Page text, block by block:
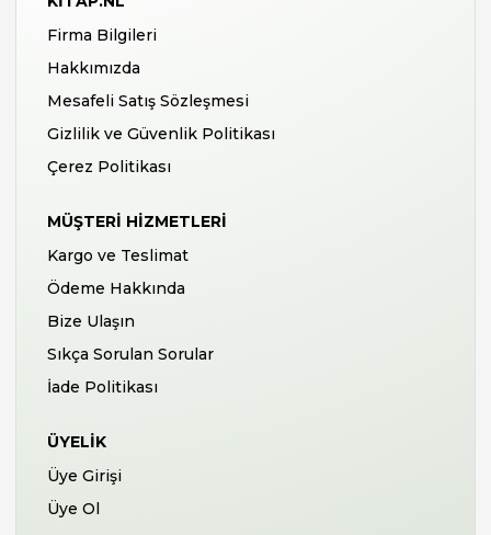
Firma Bilgileri
Hakkımızda
Mesafeli Satış Sözleşmesi
Gizlilik ve Güvenlik Politikası
Çerez Politikası
MÜŞTERI HIZMETLERI
Kargo ve Teslimat
Ödeme Hakkında
Bize Ulaşın
Sıkça Sorulan Sorular
İade Politikası
ÜYELIK
Üye Girişi
Üye Ol